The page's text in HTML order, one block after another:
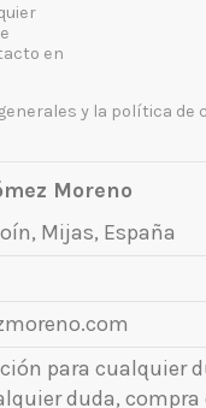
en
y la política de
Moreno
Mijas, España
para cualquier
duda,